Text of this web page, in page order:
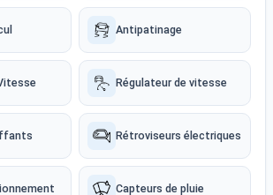
Antipatinage
Régulateur de vitesse
Rétroviseurs électriques
Capteurs de pluie